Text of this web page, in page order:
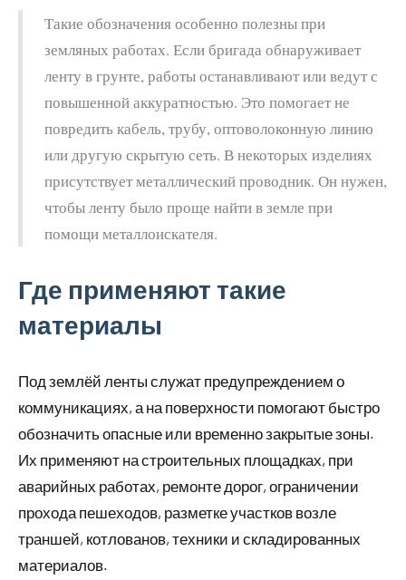
Такие обозначения особенно полезны при
земляных работах. Если бригада обнаруживает
ленту в грунте, работы останавливают или ведут с
повышенной аккуратностью. Это помогает не
повредить кабель, трубу, оптоволоконную линию
или другую скрытую сеть. В некоторых изделиях
присутствует металлический проводник. Он нужен,
чтобы ленту было проще найти в земле при
помощи металлоискателя.
Где применяют такие
материалы
Под землёй ленты служат предупреждением о
коммуникациях, а на поверхности помогают быстро
обозначить опасные или временно закрытые зоны.
Их применяют на строительных площадках, при
аварийных работах, ремонте дорог, ограничении
прохода пешеходов, разметке участков возле
траншей, котлованов, техники и складированных
материалов.